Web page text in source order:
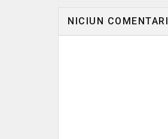
NICIUN